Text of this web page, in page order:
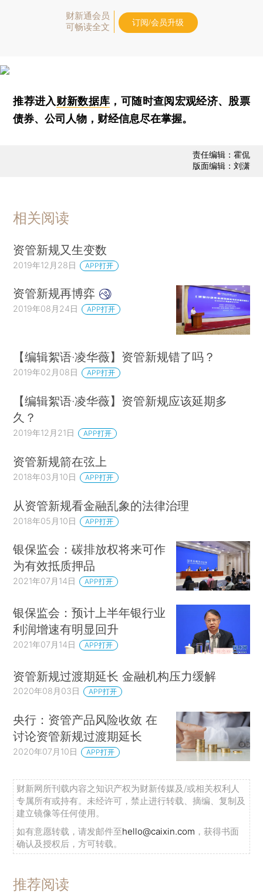
财新通会员
可畅读全文
订阅/会员升级
推荐进入财新数据库 ，可随时查阅宏观经济、股票
债券、公司人物，财经信息尽在掌握。
责任编辑：霍侃
版面编辑：刘潇
相关阅读
资管新规又生变数
2019年12月28日 APP打开
资管新规再博弈
2019年08月24日 APP打开
【编辑絮语·凌华薇】资管新规错了吗？
2019年02月08日 APP打开
【编辑絮语·凌华薇】资管新规应该延期多
久？
2019年12月21日 APP打开
资管新规箭在弦上
2018年03月10日 APP打开
从资管新规看金融乱象的法律治理
2018年05月10日 APP打开
银保监会：碳排放权将来可作
为有效抵质押品
2021年07月14日 APP打开
银保监会：预计上半年银行业
利润增速有明显回升
2021年07月14日 APP打开
资管新规过渡期延长 金融机构压力缓解
2020年08月03日 APP打开
央行：资管产品风险收敛 在
讨论资管新规过渡期延长
2020年07月10日 APP打开
财新网所刊载内容之知识产权为财新传媒及/或相关权利人
专属所有或持有。未经许可，禁止进行转载、摘编、复制及
建立镜像等任何使用。
如有意愿转载，请发邮件至hello@caixin.com ，获得书面
确认及授权后，方可转载。
推荐阅读